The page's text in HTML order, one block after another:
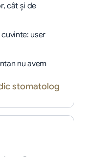
cât și de
user
nu avem
stomatolog